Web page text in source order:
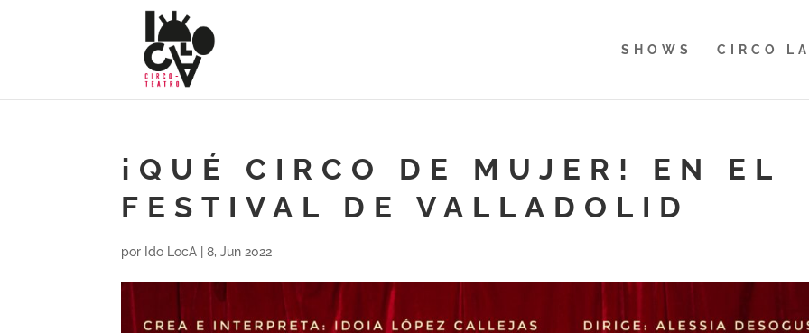
SHOWS CIRCO
¡QUÉ CIRCO DE MUJER! EN EL
FESTIVAL DE VALLADOLID
por Ido LocA |8, Jun 2022